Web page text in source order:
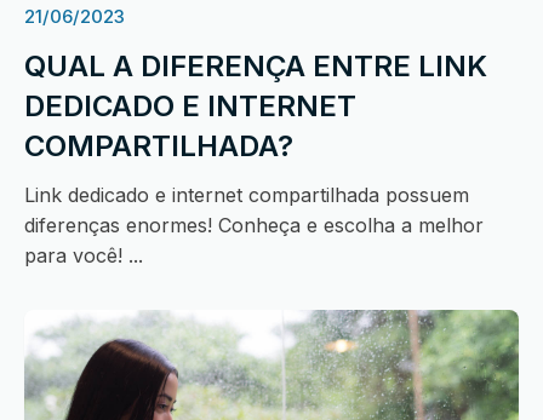
21/06/2023
QUAL A DIFERENÇA ENTRE LINK
DEDICADO E INTERNET
COMPARTILHADA?
Link dedicado e internet compartilhada possuem
diferenças enormes! Conheça e escolha a melhor
para você! ...